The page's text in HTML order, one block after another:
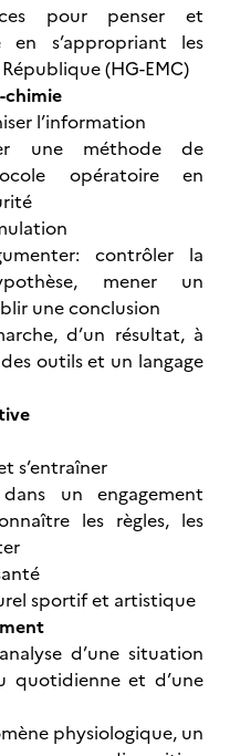
pour penser et
en s’appropriant les
(HG-EMC)
chimie
l’information
une méthode de
opératoire en
contrôler la
mener un
une conclusion
d’un résultat, à
outils et un langage
s’entraîner
un engagement
les règles, les
sportif et artistique
d’une situation
quotidienne et d’une
physiologique, un